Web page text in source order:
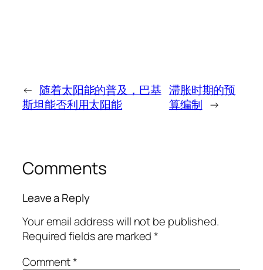
← 随着太阳能的普及，巴基
斯坦能否利用太阳能
滞胀时期的预
算编制 →
Comments
Leave a Reply
Your email address will not be published.
Required fields are marked*
Comment*